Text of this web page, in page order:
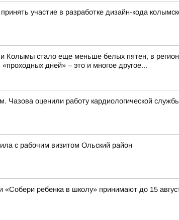
участие в разработке дизайн-кода
Колымы стало еще меньше белых пятен, в
дней» – это и многое другое...
оценили работу кардиологической
с рабочим визитом Ольский район
«Собери ребенка в школу» принимают до 15